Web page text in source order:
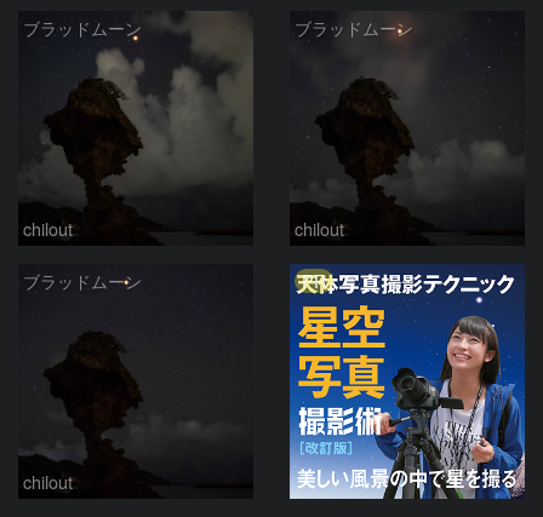
ブラッドムーン
chilout
ブラッドムーン
chilout
ブラッドムーン
chilout
PR